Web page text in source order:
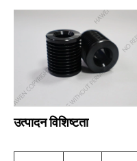
उत्पादन विशिष्टता